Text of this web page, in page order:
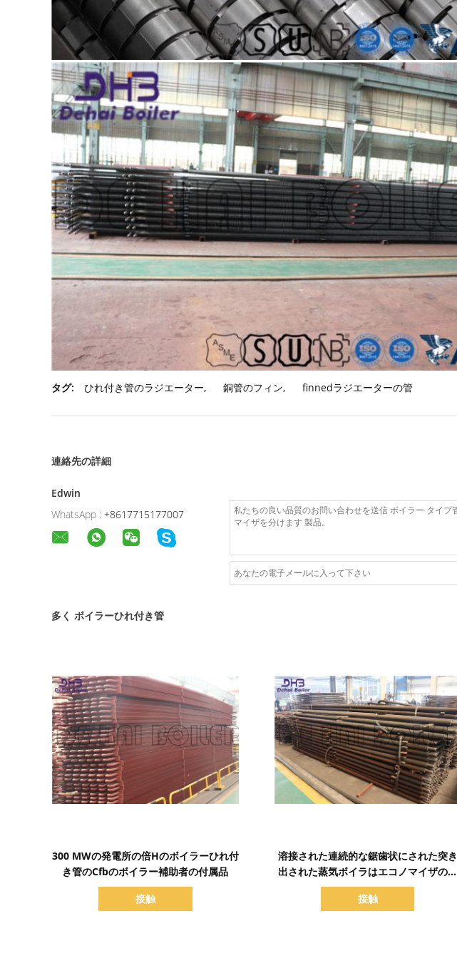
タグ: ひれ付き管のラジエーター, 銅管のフィン, finnedラジエーターの管
連絡先の詳細
Edwin
WhatsApp : +8617715177007
多く ボイラーひれ付き管
詳細を表示
300 MWの発電所の倍Hのボイラーひれ付
き管のCfbのボイラー補助者の付属品
接触
詳細を表示
溶接された連続的な鋸歯状にされた突き
出された蒸気ボイラはエコノマイザのひ
れ付き管を分けます
接触